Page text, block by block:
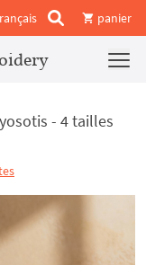
panier
- 4 tailles